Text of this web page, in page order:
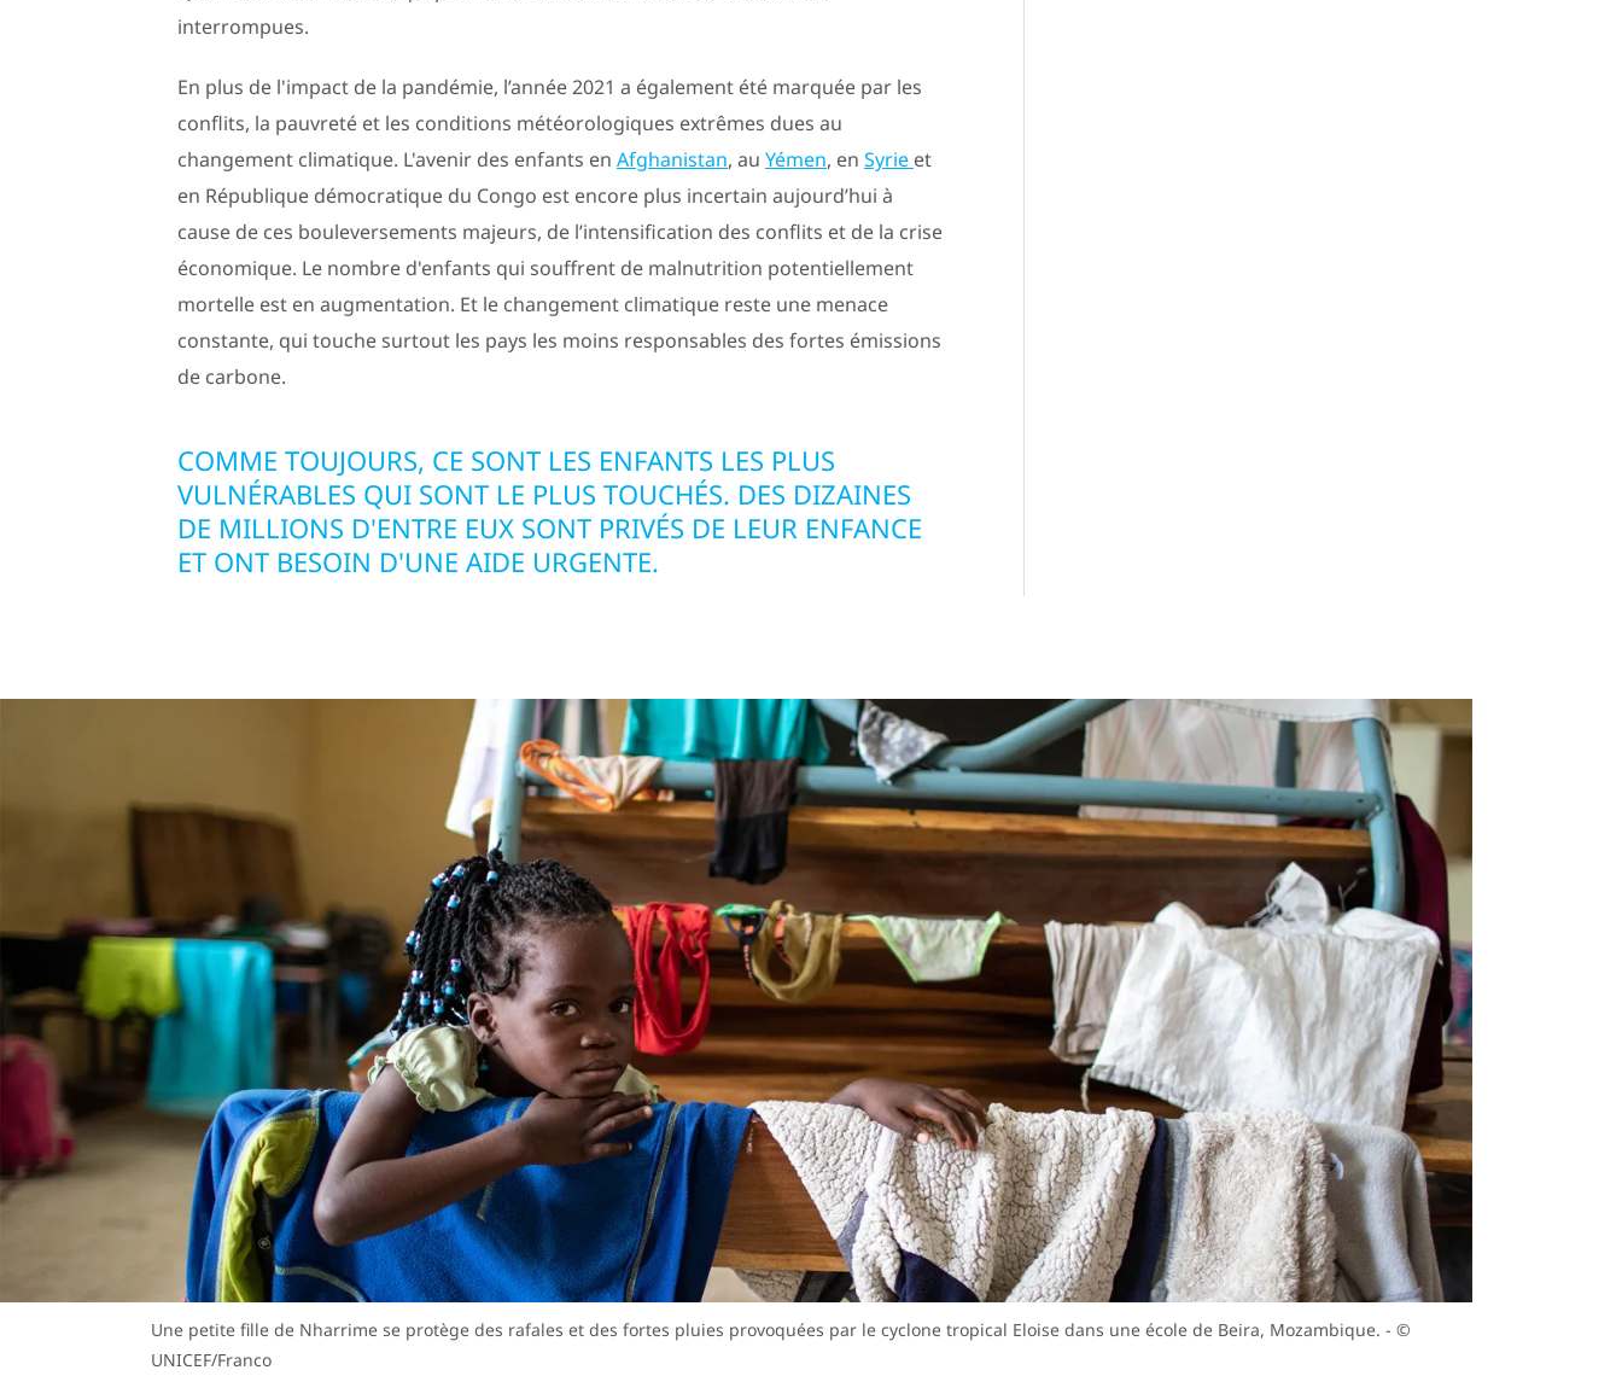
interrompues.
En plus de l'impact de la pandémie, l’année 2021 a également été marquée par les
conflits, la pauvreté et les conditions météorologiques extrêmes dues au
changement climatique. L'avenir des enfants en Afghanistan, au Yémen, en Syrie et
en République démocratique du Congo est encore plus incertain aujourd’hui à
cause de ces bouleversements majeurs, de l’intensification des conflits et de la crise
économique. Le nombre d'enfants qui souffrent de malnutrition potentiellement
mortelle est en augmentation. Et le changement climatique reste une menace
constante, qui touche surtout les pays les moins responsables des fortes émissions
de carbone.
COMME TOUJOURS, CE SONT LES ENFANTS LES PLUS
VULNÉRABLES QUI SONT LE PLUS TOUCHÉS. DES DIZAINES
DE MILLIONS D'ENTRE EUX SONT PRIVÉS DE LEUR ENFANCE
ET ONT BESOIN D'UNE AIDE URGENTE.
Une petite fille de Nharrime se protège des rafales et des fortes pluies provoquées par le cyclone tropical Eloise dans une école de Beira, Mozambique. - ©
UNICEF/Franco